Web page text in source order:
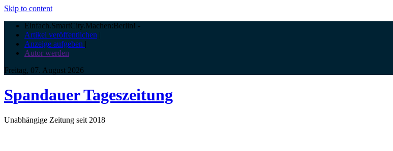
Skip to content
Einfach.SmartCity.Machen:Berlin! -
Artikel veröffentlichen |
Anzeige aufgeben |
Autor werden
Freitag, 07. August 2026
Spandauer Tageszeitung
Unabhängige Zeitung seit 2018